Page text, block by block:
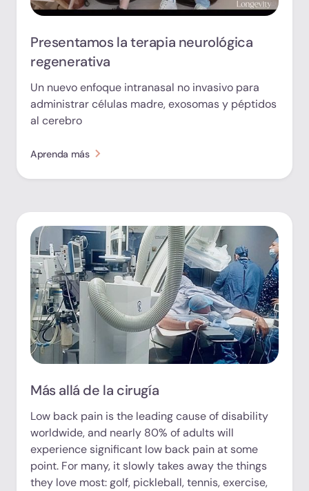
Presentamos la terapia neurológica
regenerativa
Un nuevo enfoque intranasal no invasivo para
administrar células madre, exosomas y péptidos
al cerebro
Aprenda más
Más allá de la cirugía
Low back pain is the leading cause of disability
worldwide, and nearly 80% of adults will
experience significant low back pain at some
point. For many, it slowly takes away the things
they love most: golf, pickleball, tennis, exercise,